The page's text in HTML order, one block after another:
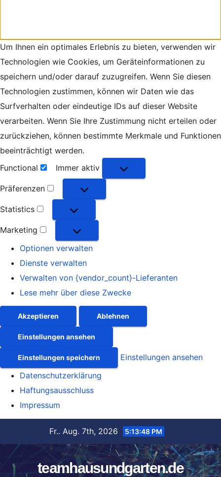
Um Ihnen ein optimales Erlebnis zu bieten, verwenden wir
Technologien wie Cookies, um Geräteinformationen zu
speichern und/oder darauf zuzugreifen. Wenn Sie diesen
Technologien zustimmen, können wir Daten wie das
Surfverhalten oder eindeutige IDs auf dieser Website
verarbeiten. Wenn Sie Ihre Zustimmung nicht erteilen oder
zurückziehen, können bestimmte Merkmale und Funktionen
beeinträchtigt werden.
Functional
Functional
Immer aktiv
Präferenzen
Präferenzen
Statistics
Statistics
Marketing
Marketing
Optionen verwalten
Dienste verwalten
Verwalten von {vendor_count}-Lieferanten
Lese mehr über diese Zwecke
Akzeptieren Ablehnen
Einstellungen ansehen
Einstellungen speichern
Einstellungen ansehen
Datenschutzerklärung
Haftungsausschluss
Impressum
springen
Fr.. Aug. 7th, 2026 5:13:49 PM
teamhausundgarten.de